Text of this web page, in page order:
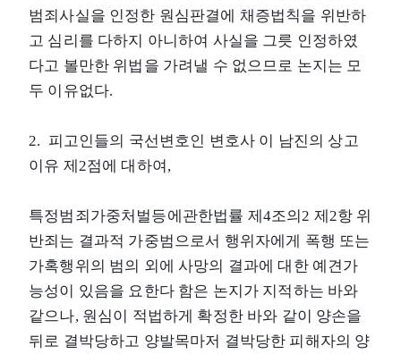
범죄사실을 인정한 원심판결에 채증법칙을 위반하
고 심리를 다하지 아니하여 사실을 그릇 인정하였
다고 볼만한 위법을 가려낼 수 없으므로 논지는 모
두 이유없다.
2. 피고인들의 국선변호인 변호사 이 남진의 상고
이유 제2점에 대하여,
특정범죄가중처벌등에관한법률 제4조의2 제2항 위
반죄는 결과적 가중범으로서 행위자에게 폭행 또는
가혹행위의 범의 외에 사망의 결과에 대한 예견가
능성이 있음을 요한다 함은 논지가 지적하는 바와
같으나, 원심이 적법하게 확정한 바와 같이 양손을
뒤로 결박당하고 양발목마저 결박당한 피해자의 양